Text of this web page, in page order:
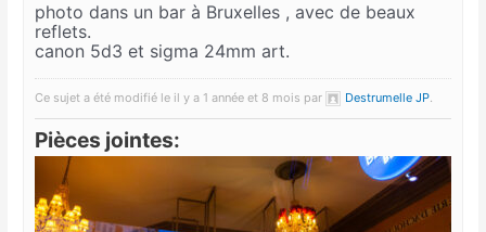
photo dans un bar à Bruxelles , avec de beaux
reflets.
canon 5d3 et sigma 24mm art.
Ce sujet a été modifié le il y a 1 année et 8 mois par Destrumelle JP.
Pièces jointes: